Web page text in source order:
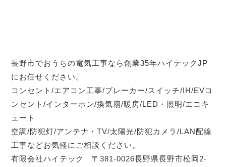
長野市でおうちの電気工事なら創業35年ハイテックJP
にお任せください。
コンセント/エアコン工事/ブレーカー/スイッチ/IH/EVコ
ンセント/インターホン/換気扇/暖房/LED・照明/エコキ
ュート
空調/防犯灯/アンテナ・TV/太陽光/防犯カメラ/LAN配線
工事などお気軽にご相談ください。
有限会社ハイテック 〒381-0026長野県長野市松岡2-